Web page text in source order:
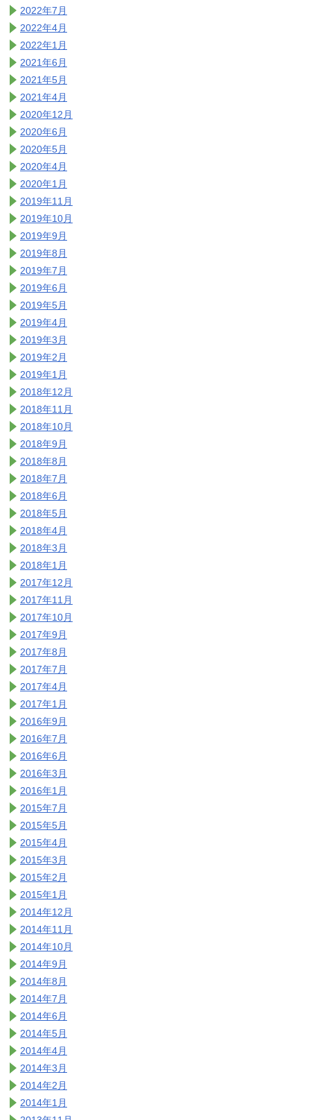
2022年7月
2022年4月
2022年1月
2021年6月
2021年5月
2021年4月
2020年12月
2020年6月
2020年5月
2020年4月
2020年1月
2019年11月
2019年10月
2019年9月
2019年8月
2019年7月
2019年6月
2019年5月
2019年4月
2019年3月
2019年2月
2019年1月
2018年12月
2018年11月
2018年10月
2018年9月
2018年8月
2018年7月
2018年6月
2018年5月
2018年4月
2018年3月
2018年1月
2017年12月
2017年11月
2017年10月
2017年9月
2017年8月
2017年7月
2017年4月
2017年1月
2016年9月
2016年7月
2016年6月
2016年3月
2016年1月
2015年7月
2015年5月
2015年4月
2015年3月
2015年2月
2015年1月
2014年12月
2014年11月
2014年10月
2014年9月
2014年8月
2014年7月
2014年6月
2014年5月
2014年4月
2014年3月
2014年2月
2014年1月